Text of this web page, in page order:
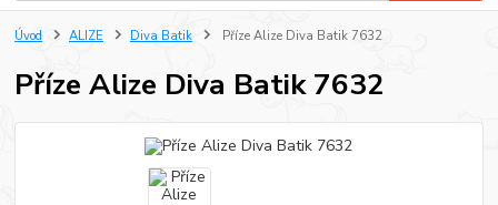
Úvod ALIZE Diva Batik Příze Alize Diva Batik 7632
Příze Alize Diva Batik 7632